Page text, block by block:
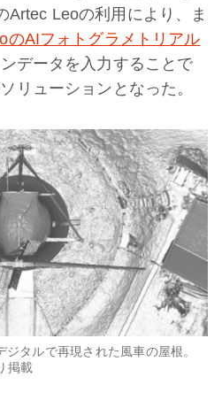
Artec Leoの利用により、ま
のAIフォトグラメトリアル
データを入力することで
リューションとなった。
タルで再現された風車の屋根。
掲載